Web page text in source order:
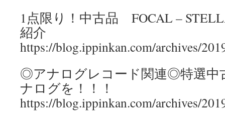
1点限り！中古品 FOCAL –
紹介
https://blog.ippinkan.com/archives/
◎アナログレコード関連◎特選中
ナログを！！！
https://blog.ippinkan.com/archives/